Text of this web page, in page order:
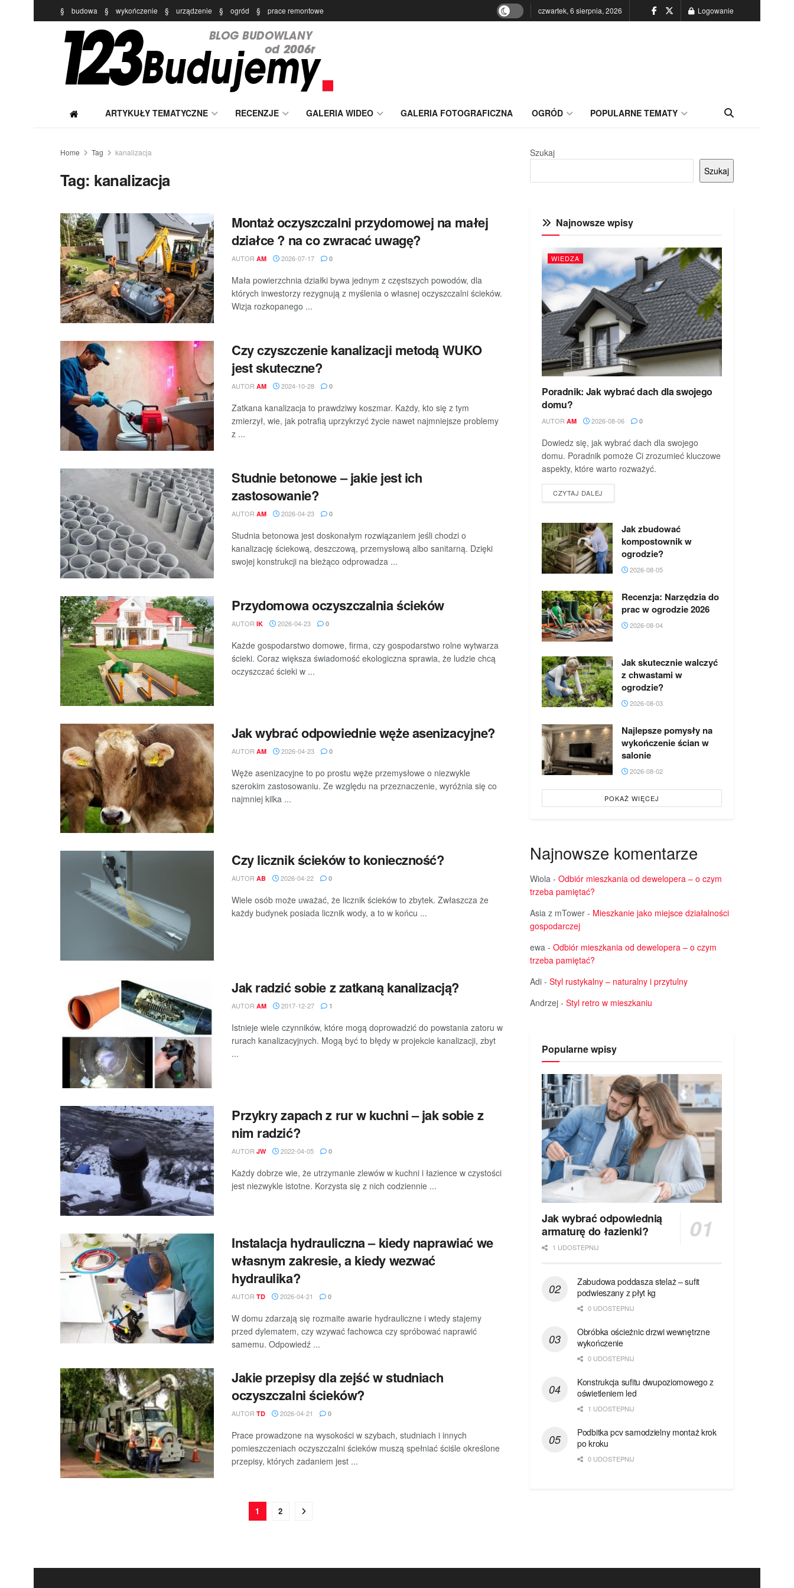
§ budowa § wykończenie § urządzenie § ogród § prace remontowe czwartek, 6 sierpnia, 2026 Logowanie
ARTYKUŁY TEMATYCZNE RECENZJE GALERIA WIDEO GALERIA FOTOGRAFICZNA OGRÓD POPULARNE TEMATY
Home Tag kanalizacja
Tag: kanalizacja
Montaż oczyszczalni przydomowej na małej
działce ? na co zwracać uwagę?
AUTOR AM 2026-07-17 0
Mała powierzchnia działki bywa jednym z częstszych powodów, dla
których inwestorzy rezygnują z myślenia o własnej oczyszczalni ścieków.
Wizja rozkopanego ...
Czy czyszczenie kanalizacji metodą WUKO
jest skuteczne?
AUTOR AM 2024-10-28 0
Zatkana kanalizacja to prawdziwy koszmar. Każdy, kto się z tym
zmierzył, wie, jak potrafią uprzykrzyć życie nawet najmniejsze problemy
z ...
Studnie betonowe – jakie jest ich
zastosowanie?
AUTOR AM 2026-04-23 0
Studnia betonowa jest doskonałym rozwiązaniem jeśli chodzi o
kanalizację ściekową, deszczową, przemysłową albo sanitarną. Dzięki
swojej konstrukcji na bieżąco odprowadza ...
Przydomowa oczyszczalnia ścieków
AUTOR IK 2026-04-23 0
Każde gospodarstwo domowe, firma, czy gospodarstwo rolne wytwarza
ścieki. Coraz większa świadomość ekologiczna sprawia, że ludzie chcą
oczyszczać ścieki w ...
Jak wybrać odpowiednie węże asenizacyjne?
AUTOR AM 2026-04-23 0
Węże asenizacyjne to po prostu węże przemysłowe o niezwykle
szerokim zastosowaniu. Ze względu na przeznaczenie, wyróżnia się co
najmniej kilka ...
Czy licznik ścieków to konieczność?
AUTOR AB 2026-04-22 0
Wiele osób może uważać, że licznik ścieków to zbytek. Zwłaszcza że
każdy budynek posiada licznik wody, a to w końcu ...
Jak radzić sobie z zatkaną kanalizacją?
AUTOR AM 2017-12-27 1
Istnieje wiele czynników, które mogą doprowadzić do powstania zatoru w
rurach kanalizacyjnych. Mogą być to błędy w projekcie kanalizacji, zbyt
...
Przykry zapach z rur w kuchni – jak sobie z
nim radzić?
AUTOR JW 2022-04-05 0
Każdy dobrze wie, że utrzymanie zlewów w kuchni i łazience w czystości
jest niezwykle istotne. Korzysta się z nich codziennie ...
Instalacja hydrauliczna – kiedy naprawiać we
własnym zakresie, a kiedy wezwać
hydraulika?
AUTOR TD 2026-04-21 0
W domu zdarzają się rozmaite awarie hydrauliczne i wtedy stajemy
przed dylematem, czy wzywać fachowca czy spróbować naprawić
samemu. Odpowiedź ...
Jakie przepisy dla zejść w studniach
oczyszczalni ścieków?
AUTOR TD 2026-04-21 0
Prace prowadzone na wysokości w szybach, studniach i innych
pomieszczeniach oczyszczalni ścieków muszą spełniać ściśle określone
przepisy, których zadaniem jest ...
1 2
Szukaj
Szukaj
Najnowsze wpisy
WIEDZA
Poradnik: Jak wybrać dach dla swojego
domu?
AUTOR AM 2026-08-06 0
Dowiedz się, jak wybrać dach dla swojego
domu. Poradnik pomoże Ci zrozumieć kluczowe
aspekty, które warto rozważyć.
CZYTAJ DALEJ
Jak zbudować
kompostownik w
ogrodzie?
2026-08-05
Recenzja: Narzędzia do
prac w ogrodzie 2026
2026-08-04
Jak skutecznie walczyć
z chwastami w
ogrodzie?
2026-08-03
Najlepsze pomysły na
wykończenie ścian w
salonie
2026-08-02
POKAŻ WIĘCEJ
Najnowsze komentarze
Wiola - Odbiór mieszkania od dewelopera – o czym
trzeba pamiętać?
Asia z mTower - Mieszkanie jako miejsce działalności
gospodarczej
ewa - Odbiór mieszkania od dewelopera – o czym
trzeba pamiętać?
Adi - Styl rustykalny – naturalny i przytulny
Andrzej - Styl retro w mieszkaniu
Popularne wpisy
Jak wybrać odpowiednią
armaturę do łazienki?
1 UDOSTEPNIJ
Zabudowa poddasza stelaż – sufit
podwieszany z płyt kg
0 UDOSTEPNIJ
Obróbka ościeżnic drzwi wewnętrzne
wykończenie
0 UDOSTEPNIJ
Konstrukcja sufitu dwupoziomowego z
oświetleniem led
1 UDOSTEPNIJ
Podbitka pcv samodzielny montaż krok
po kroku
0 UDOSTEPNIJ